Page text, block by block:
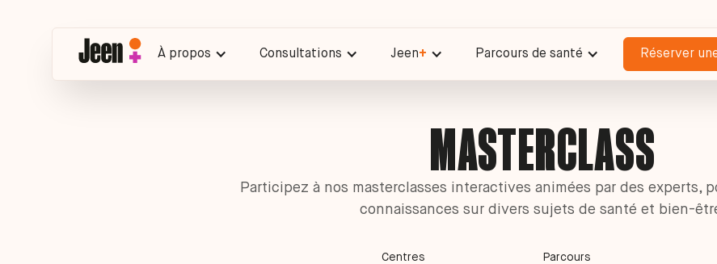
Réserver
À propos Consultations Jeen+ Parcours de santé
MASTERCLASS
Participez à nos masterclasses interactives animées par des experts,
connaissances sur divers sujets de santé et bien-
Centres Parcours